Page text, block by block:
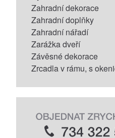
Zahradní dekorace
Zahradní doplňky
Zahradní nářadí
Zarážka dveří
Závěsné dekorace
Zrcadla v rámu, s